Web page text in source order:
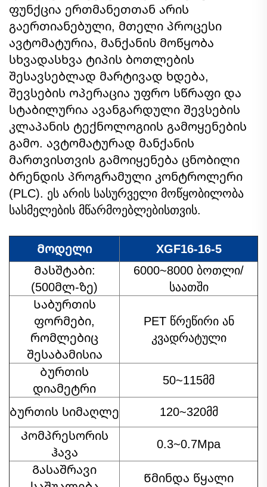
ფუნქცია ერთმანეთთან არის
გაერთიანებული, მთელი პროცესი
ავტომატურია, მანქანის მოწყობა
სხვადასხვა ტიპის ბოთლების
შესავსებლად მარტივად ხდება,
შევსების ოპერაცია უფრო სწრაფი და
სტაბილურია ავანგარდული შევსების
კლაპანის ტექნოლოგიის გამოყენების
გამო. ავტომატურად მანქანის
მართვისთვის გამოიყენება ცნობილი
ბრენდის პროგრამული კონტროლერი
(PLC). ეს არის სასურველი მოწყობილობა
სასმელების მწარმოებლებისთვის.
Მოდელი
XGF16-16-5
Მასშტაბი:
(500მლ-ზე)
6000~8000 ბოთლი/
საათში
Საბურთის
ფორმები,
რომლებიც
შესაბამისია
PET წრეწირი ან
კვადრატული
Ბურთის
დიამეტრი
50~115მმ
Ბურთის სიმაღლე
120~320მმ
Კომპრესორის
ჰავა
0.3~0.7Mpa
Გასაშრავი
Წმინდა წყალი